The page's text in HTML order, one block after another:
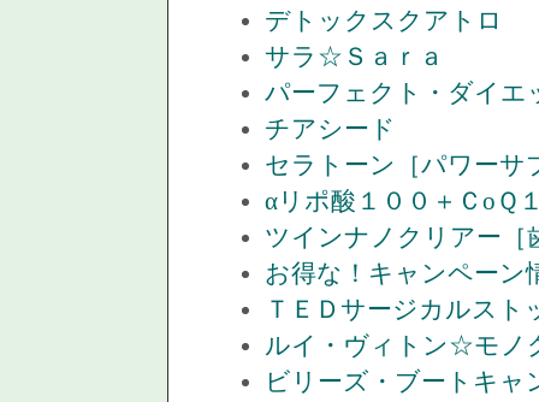
デトックスクアトロ
サラ☆Ｓａｒａ
パーフェクト・ダイエ
チアシード
セラトーン［パワーサ
αリポ酸１００＋ＣoＱ
ツインナノクリアー［
お得な！キャンペーン
ＴＥＤサージカルスト
ルイ・ヴィトン☆モ
ビリーズ・ブートキャ